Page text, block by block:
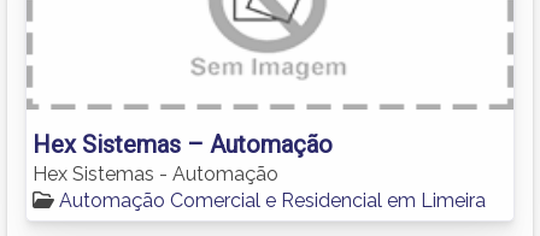
Hex Sistemas – Automação
Hex Sistemas - Automação
Automação Comercial e Residencial em Limeira